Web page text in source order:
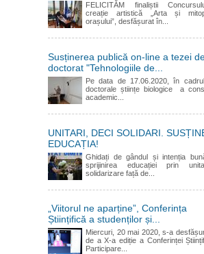
FELICITĂM finaliștii
creație artistică „Arta și
orașului”, desfășurat în...
Susținerea publică on-line a tezei
doctorat "Tehnologiile de...
Pe data de 17.06.2020, în
doctorale științe biologice a
academic...
UNITARI, DECI SOLIDARI.
EDUCAȚIA!
Ghidați de gândul și intenția
sprijinirea educației prin
solidarizare față de...
„Viitorul ne aparține”, Conferința
Științifică a studenților și...
Miercuri, 20 mai 2020, s-a
de a X-a ediție a Conferinței
Participare...